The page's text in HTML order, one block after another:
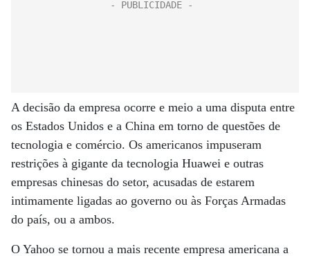
A decisão da empresa ocorre e meio a uma disputa entre
os Estados Unidos e a China em torno de questões de
tecnologia e comércio. Os americanos impuseram
restrições à gigante da tecnologia Huawei e outras
empresas chinesas do setor, acusadas de estarem
intimamente ligadas ao governo ou às Forças Armadas
do país, ou a ambos.
O Yahoo se tornou a mais recente empresa americana a